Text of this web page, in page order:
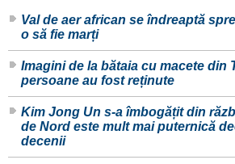
Val de aer african se îndreaptă
o să fie marți
Imagini de la bătaia cu macete din
persoane au fost reținute
Kim Jong Un s-a îmbogățit din
de Nord este mult mai puternică
decenii